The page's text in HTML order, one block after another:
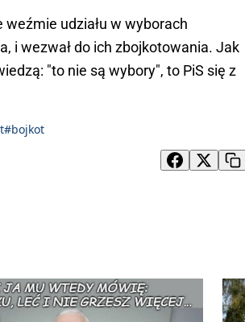
weźmie udziału w wyborach
i wezwał do ich zbojkotowania. Jak
"to nie są wybory", to PiS się z
#bojkot